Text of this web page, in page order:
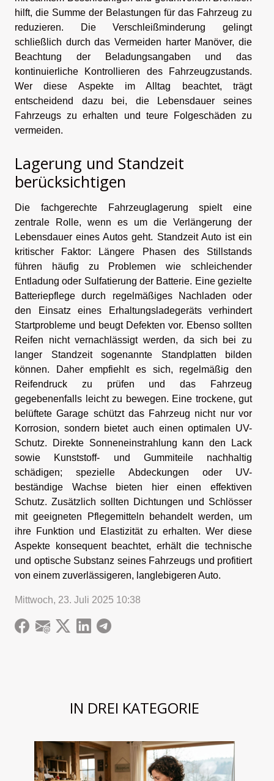
hilft, die Summe der Belastungen für das Fahrzeug zu
reduzieren. Die Verschleißminderung gelingt
schließlich durch das Vermeiden harter Manöver, die
Beachtung der Beladungsangaben und das
kontinuierliche Kontrollieren des Fahrzeugzustands.
Wer diese Aspekte im Alltag beachtet, trägt
entscheidend dazu bei, die Lebensdauer seines
Fahrzeugs zu erhalten und teure Folgeschäden zu
vermeiden.
Lagerung und Standzeit
berücksichtigen
Die fachgerechte Fahrzeuglagerung spielt eine
zentrale Rolle, wenn es um die Verlängerung der
Lebensdauer eines Autos geht. Standzeit Auto ist ein
kritischer Faktor: Längere Phasen des Stillstands
führen häufig zu Problemen wie schleichender
Entladung oder Sulfatierung der Batterie. Eine gezielte
Batteriepflege durch regelmäßiges Nachladen oder
den Einsatz eines Erhaltungsladegeräts verhindert
Startprobleme und beugt Defekten vor. Ebenso sollten
Reifen nicht vernachlässigt werden, da sich bei zu
langer Standzeit sogenannte Standplatten bilden
können. Daher empfiehlt es sich, regelmäßig den
Reifendruck zu prüfen und das Fahrzeug
gegebenenfalls leicht zu bewegen. Eine trockene, gut
belüftete Garage schützt das Fahrzeug nicht nur vor
Korrosion, sondern bietet auch einen optimalen UV-
Schutz. Direkte Sonneneinstrahlung kann den Lack
sowie Kunststoff- und Gummiteile nachhaltig
schädigen; spezielle Abdeckungen oder UV-
beständige Wachse bieten hier einen effektiven
Schutz. Zusätzlich sollten Dichtungen und Schlösser
mit geeigneten Pflegemitteln behandelt werden, um
ihre Funktion und Elastizität zu erhalten. Wer diese
Aspekte konsequent beachtet, erhält die technische
und optische Substanz seines Fahrzeugs und profitiert
von einem zuverlässigeren, langlebigeren Auto.
Mittwoch, 23. Juli 2025 10:38
IN DREI KATEGORIE